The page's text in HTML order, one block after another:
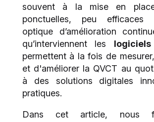
souvent à la mise en place
ponctuelles, peu efficaces
optique d’amélioration
qu’interviennent les
permettent à la fois de
et d'améliorer la QVCT au
à des solutions digitales
pratiques.
Dans cet article, nous